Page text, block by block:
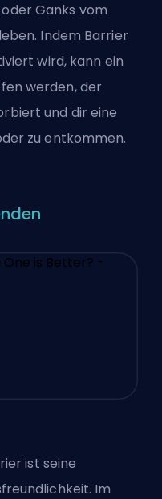
Ganks vom
Indem Barrier
wird, kann ein
werden, der
und dir eine
zu entkommen.
ist seine
Im